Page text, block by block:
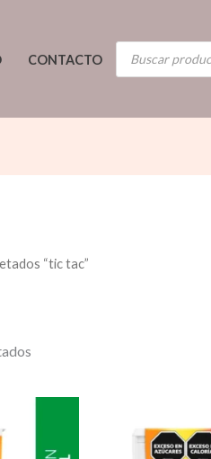
CONTACTO
BÚSQUEDA
DE
PRODUCTOS
“tic tac”